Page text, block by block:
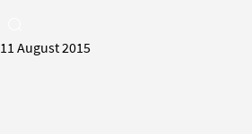
11 August 2015